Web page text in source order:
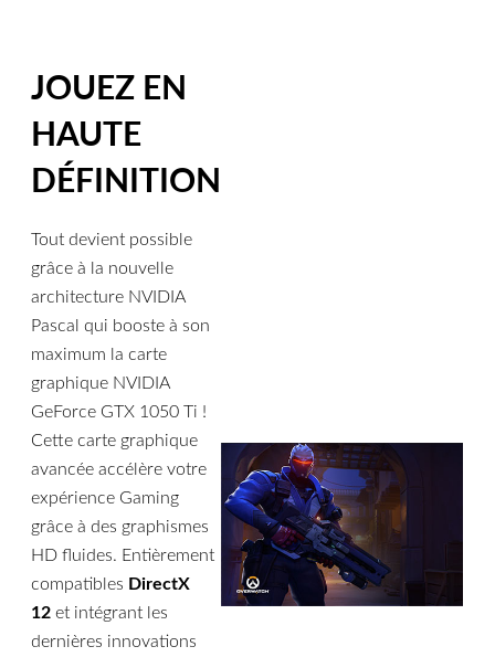
JOUEZ EN
HAUTE
DÉFINITION
Tout devient possible
grâce à la nouvelle
architecture NVIDIA
Pascal qui booste à son
maximum la carte
graphique NVIDIA
GeForce GTX 1050 Ti !
Cette carte graphique
avancée accélère votre
expérience Gaming
grâce à des graphismes
HD fluides. Entièrement
compatibles DirectX
12 et intégrant les
dernières innovations